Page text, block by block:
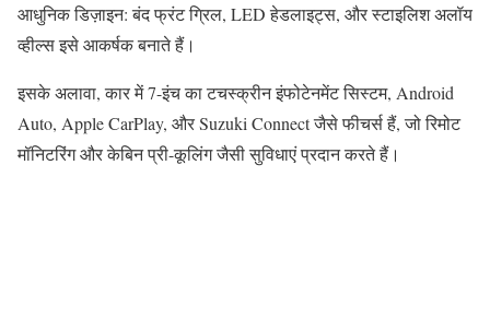
आधुनिक डिज़ाइन: बंद फ्रंट ग्रिल, LED हेडलाइट्स, और स्टाइलिश अलॉय
व्हील्स इसे आकर्षक बनाते हैं।
इसके अलावा, कार में 7-इंच का टचस्क्रीन इंफोटेनमेंट सिस्टम, Android
Auto, Apple CarPlay, और Suzuki Connect जैसे फीचर्स हैं, जो रिमोट
मॉनिटरिंग और केबिन प्री-कूलिंग जैसी सुविधाएं प्रदान करते हैं।